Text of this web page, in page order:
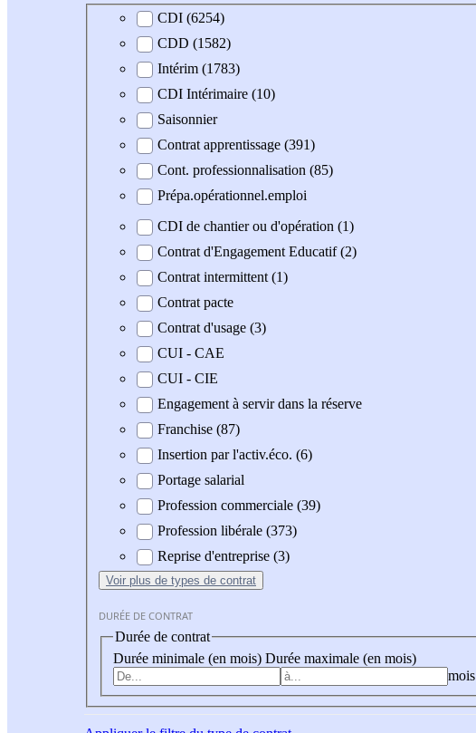
Type de contratCDI (6254)
CDD (1582)
Intérim (1783)
CDI Intérimaire (10)
Saisonnier
Contrat apprentissage (391)
Cont. professionnalisation (85)
Prépa.opérationnel.emploi
CDI de chantier ou d'opération (1)
Contrat d'Engagement Educatif (2)
Contrat intermittent (1)
Contrat pacte
Contrat d'usage (3)
CUI - CAE
CUI - CIE
Engagement à servir dans la réserve
Franchise (87)
Insertion par l'activ.éco. (6)
Portage salarial
Profession commerciale (39)
Profession libérale (373)
Reprise d'entreprise (3)
Voir plus de types de contrat
DURÉE DE CONTRAT
Durée de contrat
Durée minimale (en mois) Durée maximale (en mois)
mois